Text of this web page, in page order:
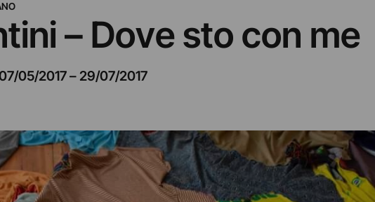
– Dove sto con me
05/2017– 29/07/2017